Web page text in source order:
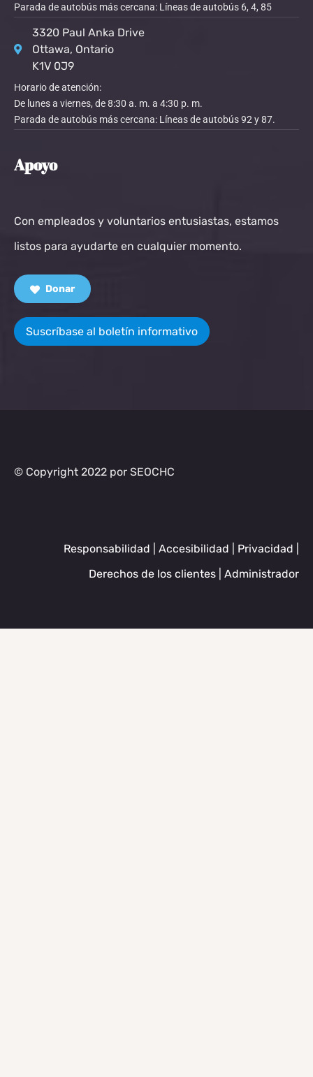
Parada de autobús más cercana: Líneas de autobús 6, 4, 85
3320 Paul Anka Drive
Ottawa, Ontario
K1V 0J9
Horario de atención:
De lunes a viernes, de 8:30 a. m. a 4:30 p. m.
Parada de autobús más cercana: Líneas de autobús 92 y 87.
Apoyo
Con empleados y voluntarios entusiastas, estamos
listos para ayudarte en cualquier momento.
Donar
Suscríbase al boletín informativo
© Copyright 2022 por SEOCHC
Responsabilidad Accesibilidad Privacidad
Derechos de los clientes
Administrador